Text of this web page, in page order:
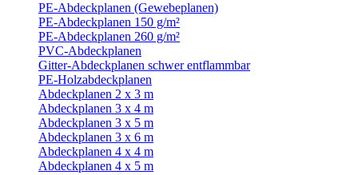
PE-Abdeckplanen (Gewebeplanen)
PE-Abdeckplanen 150 g/m²
PE-Abdeckplanen 260 g/m²
PVC-Abdeckplanen
Gitter-Abdeckplanen schwer entflammbar
PE-Holzabdeckplanen
Abdeckplanen 2 x 3 m
Abdeckplanen 3 x 4 m
Abdeckplanen 3 x 5 m
Abdeckplanen 3 x 6 m
Abdeckplanen 4 x 4 m
Abdeckplanen 4 x 5 m